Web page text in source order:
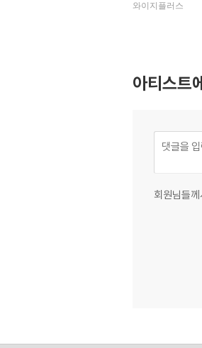
와이지플러스
아티스트
회원님들